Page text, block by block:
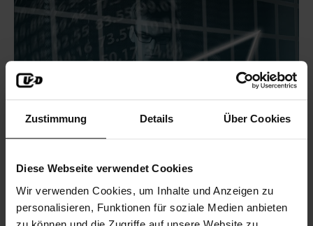
Zustimmung Details Über Cookies
Diese Webseite verwendet Cookies
Wir verwenden Cookies, um Inhalte und Anzeigen zu
personalisieren, Funktionen für soziale Medien anbieten
Einsatz eines L&D-Tools als